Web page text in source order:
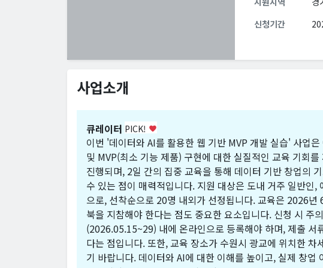
신청기간
사업소개
큐레이터 PICK! favorite
이번 '데이터와 AI를 활용한 웹 기반 MVP 개발 실습' 사업
및 MVP(최소 기능 제품) 구현에 대한 실질적인 교육 기회
진행되며, 2일 간의 집중 교육을 통해 데이터 기반 창업의
수 있는 점이 매력적입니다. 지원 대상은 도내 거주 일반인
으로, 선착순으로 20명 내외가 선정됩니다. 교육은 2026
북을 지참해야 한다는 점도 중요한 요소입니다. 신청 시 주
(2026.05.15~29) 내에 온라인으로 등록해야 하며, 제출 서
다는 점입니다. 또한, 교육 장소가 수원시 광교에 위치한
기 바랍니다. 데이터와 AI에 대한 이해를 높이고, 실제 창업